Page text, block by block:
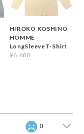
HIROKO KOSHINO
HOMME
LongSleeveT-Shirt
¥6,600
0